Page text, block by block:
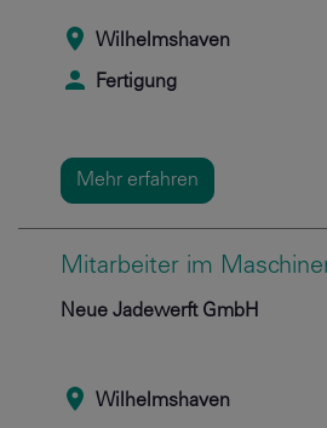
Wilhelmshaven
Fertigung
Mehr erfahren
Mitarbeiter im
Neue Jadewerft GmbH
Wilhelmshaven